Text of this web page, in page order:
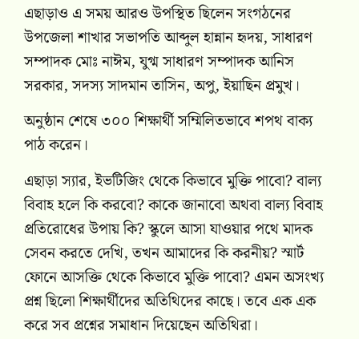
এছাড়াও এ সময় আরও উপস্থিত ছিলেন সংগঠনের
উপজেলা শাখার সভাপতি আব্দুল হান্নান হৃদয়, সাধারণ
সম্পাদক মোঃ নাঈম, যুগ্ম সাধারণ সম্পাদক আনিস
সরকার, সদস্য সাদমান তাসিন, অপু, ইয়াছিন প্রমুখ।
অনুষ্ঠান শেষে ৩০০ শিক্ষার্থী সম্মিলিতভাবে শপথ বাক্য
পাঠ করেন।
এছাড়া স্যার, ইভটিজিং থেকে কিভাবে মুক্তি পাবো? বাল্য
বিবাহ হলে কি করবো? কাকে জানাবো অথবা বাল্য বিবাহ
প্রতিরোধের উপায় কি? স্কুলে আসা যাওয়ার পথে মাদক
সেবন করতে দেখি, তখন আমাদের কি করনীয়? স্মার্ট
ফোনে আসক্তি থেকে কিভাবে মুক্তি পাবো? এমন অসংখ্য
প্রশ্ন ছিলো শিক্ষার্থীদের অতিথিদের কাছে। তবে এক এক
করে সব প্রশ্নের সমাধান দিয়েছেন অতিথিরা।